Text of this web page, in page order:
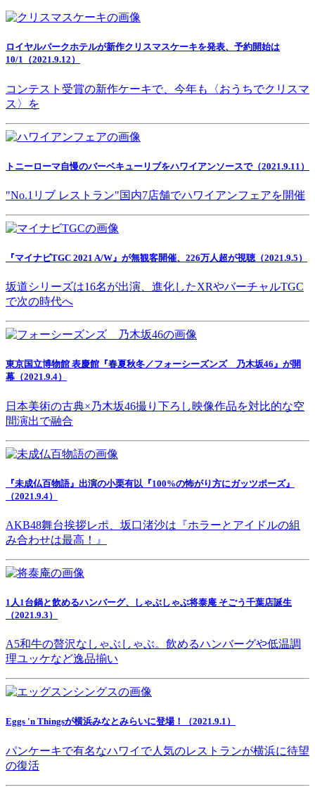
ロイヤルパークホテルが新作クリスマスケーキを発表、予約開始は
10/1（2021.9.12）
コンテスト受賞の新作ケーキで、今年も〈おうちでクリスマ
ス〉を
トニーローマ自慢のバーベキューリブをハワイアンソースで（2021.9.11）
"No.1リブ レストラン"国内7店舗でハワイアンフェアを開催
『マイナビTGC 2021 A/W』が無観客開催、226万人超が視聴（2021.9.5）
坂道シリーズは16名が出演、進化したXRやバーチャルTGC
で次の時代へ
東京国立博物館 表慶館『春夏秋冬／フォーシーズンズ 乃木坂46』が開
幕（2021.9.4）
日本美術の古典×乃木坂46撮り下ろし映像作品を対比的な空
間演出で融合
『未成仏百物語』出演の小栗有以『100%の怖がり方にガッツポーズ』
（2021.9.4）
AKB48舞台挨拶レポ、坂口渚沙は『ホラーとアイドルの組
み合わせは最高！』
1人1台鍋と飲めるハンバーグ、しゃぶしゃぶ将泰庵 そごう千葉店誕生
（2021.9.3）
A5和牛の贅沢なしゃぶしゃぶ。飲めるハンバーグや低温調
理ユッケなど逸品揃い
Eggs 'n Thingsが横浜みなとみらいに登場！（2021.9.1）
パンケーキで有名なハワイで人気のレストランが横浜に待望
の復活